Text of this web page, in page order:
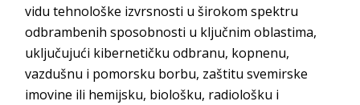
vidu tehnološke izvrsnosti u širokom spektru
odbrambenih sposobnosti u ključnim oblastima,
uključujući kibernetičku odbranu, kopnenu,
vazdušnu i pomorsku borbu, zaštitu svemirske
imovine ili hemijsku, biološku, radiološku i